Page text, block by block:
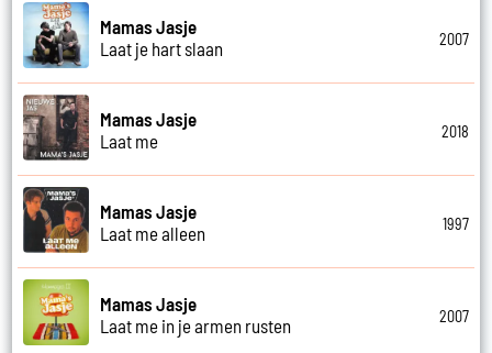
Mamas Jasje
Laat je hart slaan
2007
Mamas Jasje
Laat me
2018
Mamas Jasje
Laat me alleen
1997
Mamas Jasje
Laat me in je armen rusten
2007